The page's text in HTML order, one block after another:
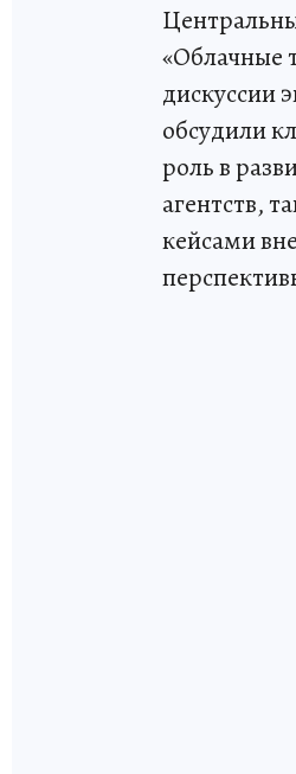
«Облачные
дискуссии
обсудили
роль в
агентств,
кейсами